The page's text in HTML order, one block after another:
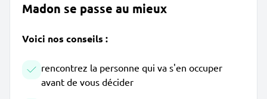
Madon se passe au mieux
Voici nos conseils :
rencontrez la personne qui va s'en occuper
avant de vous décider